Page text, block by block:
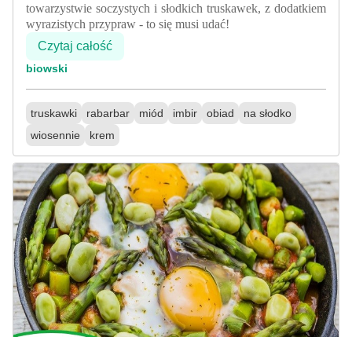
towarzystwie soczystych i słodkich truskawek, z dodatkiem
wyrazistych przypraw - to się musi udać!
Czytaj całość
biowski
truskawki rabarbar miód imbir obiad
na słodko
wiosennie
krem